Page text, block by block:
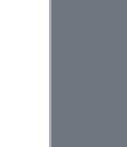
チーム間でタ
可能な企画用製品